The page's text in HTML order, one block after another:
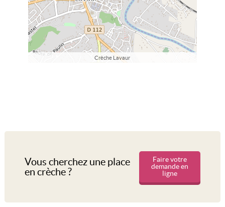
Crèche Lavaur
Vous cherchez une place
en crèche ?
Faire votre
demande en
ligne